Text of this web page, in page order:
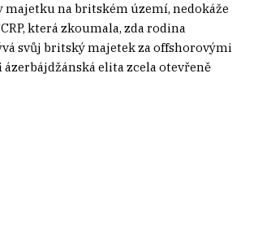
na britském území, nedokáže
která zkoumala, zda rodina
svůj britský majetek za offshorovými
elita zcela otevřeně